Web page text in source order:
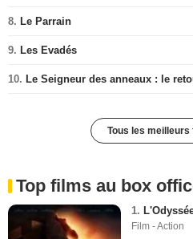
8. Le Parrain
9. Les Evadés
10. Le Seigneur des anneaux : le
Tous les meilleurs
Top films au box
1.
Film - Action